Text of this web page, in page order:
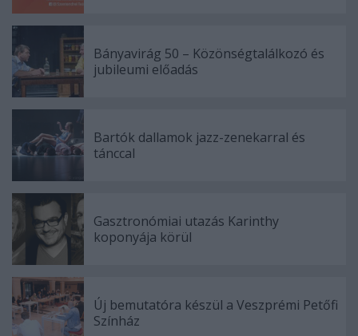
Bányavirág 50 – Közönségtalálkozó és
jubileumi előadás
Bartók dallamok jazz-zenekarral és
tánccal
Gasztronómiai utazás Karinthy
koponyája körül
Új bemutatóra készül a Veszprémi Petőfi
Színház